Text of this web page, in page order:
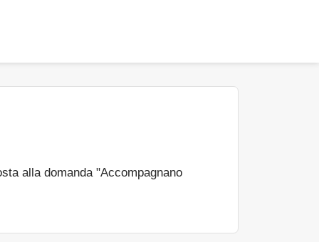
alla domanda "Accompagnano